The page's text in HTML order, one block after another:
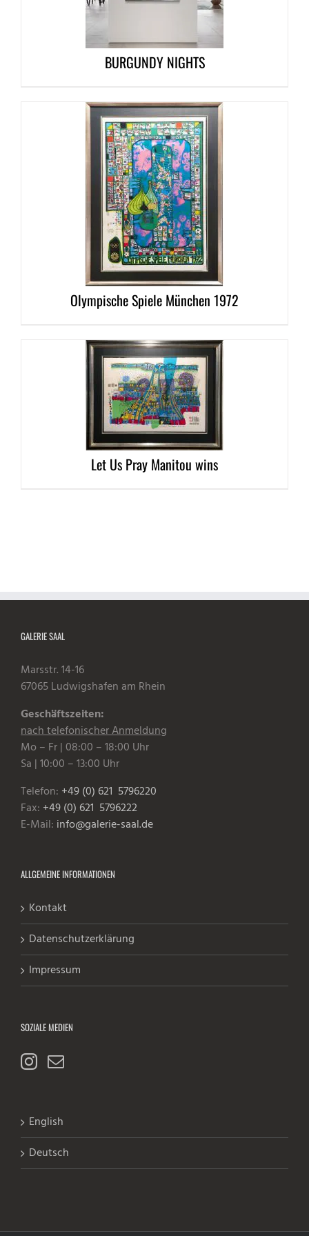
BURGUNDY NIGHTS
Olympische Spiele München 1972
Let Us Pray Manitou wins
GALERIE SAAL
Marsstr. 14-16
67065 Ludwigshafen am Rhein
Geschäftszeiten:
nach telefonischer Anmeldung
Mo – Fr | 08:00 – 18:00 Uhr
Sa | 10:00 – 13:00 Uhr
Telefon: +49 (0) 621 5796220
Fax: +49 (0) 621 5796222
E-Mail: info@galerie-saal.de
ALLGEMEINE INFORMATIONEN
Kontakt
Datenschutzerklärung
Impressum
SOZIALE MEDIEN
English
Deutsch